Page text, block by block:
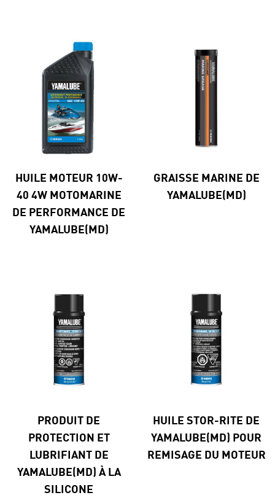
HUILE MOTEUR 10W-
40 4W MOTOMARINE
DE PERFORMANCE DE
YAMALUBE(MD)
GRAISSE MARINE DE
YAMALUBE(MD)
PRODUIT DE
PROTECTION ET
LUBRIFIANT DE
YAMALUBE(MD) À LA
SILICONE
HUILE STOR-RITE DE
YAMALUBE(MD) POUR
REMISAGE DU MOTEUR